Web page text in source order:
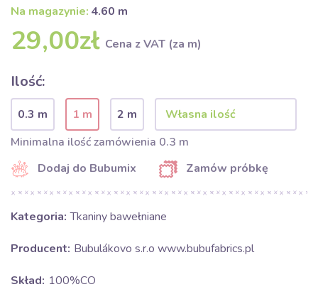
Na magazynie: 4.60 m
29,00zł Cena z VAT (za m)
Ilość:
0.3 m 1 m
2 m
Minimalna ilość zamówienia 0.3 m
Dodaj do Bubumix
Zamów próbkę
Kategoria: Tkaniny bawełniane
Producent: Bubulákovo s.r.o www.bubufabrics.pl
Skład: 100%CO